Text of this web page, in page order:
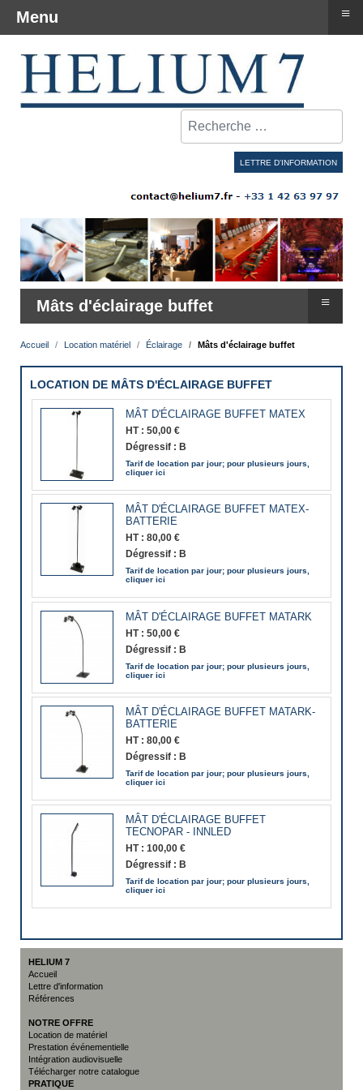
Rechercher
LETTRE D'INFORMATION
Mâts d'éclairage buffet ≡
Accueil Location matériel Éclairage Mâts d'éclairage buffet
LOCATION DE MÂTS D'ÉCLAIRAGE BUFFET
MÂT D'ÉCLAIRAGE BUFFET MATEX
HT : 50,00 €
Dégressif : B
Tarif de location par jour; pour plusieurs jours,
cliquer ici
MÂT D'ÉCLAIRAGE BUFFET MATEX-
BATTERIE
HT : 80,00 €
Dégressif : B
Tarif de location par jour; pour plusieurs jours,
cliquer ici
MÂT D'ÉCLAIRAGE BUFFET MATARK
HT : 50,00 €
Dégressif : B
Tarif de location par jour; pour plusieurs jours,
cliquer ici
MÂT D'ÉCLAIRAGE BUFFET MATARK-
BATTERIE
HT : 80,00 €
Dégressif : B
Tarif de location par jour; pour plusieurs jours,
cliquer ici
MÂT D'ÉCLAIRAGE BUFFET
TECNOPAR - INNLED
HT : 100,00 €
Dégressif : B
Tarif de location par jour; pour plusieurs jours,
cliquer ici
HELIUM 7
Accueil
Lettre d'information
Références
NOTRE OFFRE
Location de matériel
Prestation événementielle
Intégration audiovisuelle
Télécharger notre catalogue
PRATIQUE
Menu ≡